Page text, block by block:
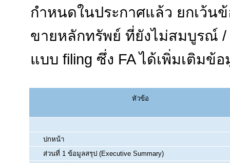
กำหนดในประกาศแล้ว ยกเว้น
ขายหลักทรัพย์ ที่ยังไม่สมบูรณ์
แบบ filing ซึ่ง FA ได้เพิ่มเติมข้
หัวข้อ
ปกหน้า
ส่วนที่ 1 ข้อมูลสรุป (Executive Summary)